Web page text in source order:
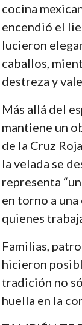
cocina
encendió el
lucieron
caballos,
destreza y
Más allá del
mantiene un
de la Cruz
la velada se
representa
en torno a una
quienes
Familias,
hicieron
tradición no
huella en la